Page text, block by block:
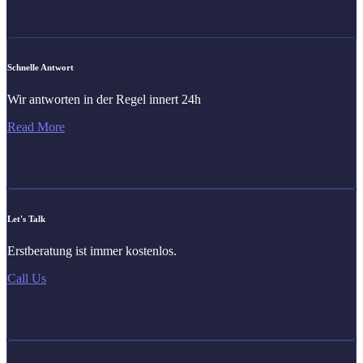
Schnelle Antwort
Wir antworten in der Regel innert 24h
Read More
Let's Talk
Erstberatung ist immer kostenlos.
Call Us